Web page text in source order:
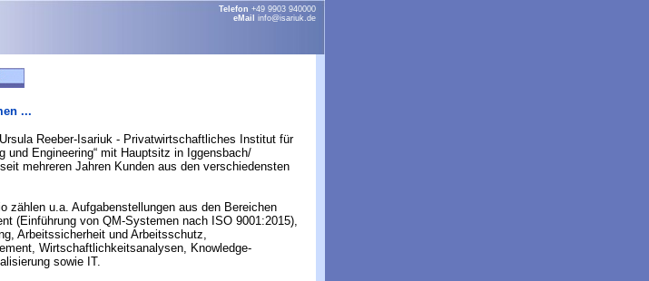
Telefon +49 9903 940000
eMail
info@isariuk.de
...
Ursula Reeber-Isariuk - Privatwirtschaftliches Institut für
und Engineering“ mit Hauptsitz in Iggensbach/
mehreren Jahren Kunden aus den verschiedensten
zählen u.a. Aufgabenstellungen aus den Bereichen
(Einführung von QM-Systemen nach ISO 9001:2015),
Arbeitssicherheit und Arbeitsschutz,
Wirtschaftlichkeitsanalysen, Knowledge-
sowie IT.